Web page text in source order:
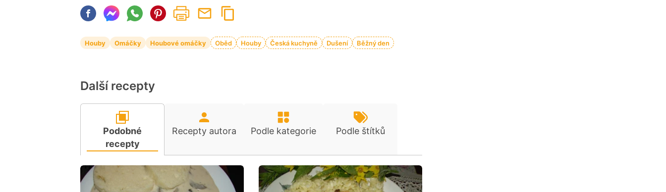
Houby Omáčky Houbové omáčky Oběd Houby Česká kuchyně Dušení Běžný den
Další recepty
Podobné
recepty
Recepty autora Podle kategorie Podle štítků